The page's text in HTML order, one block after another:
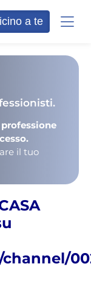
a te
il tuo